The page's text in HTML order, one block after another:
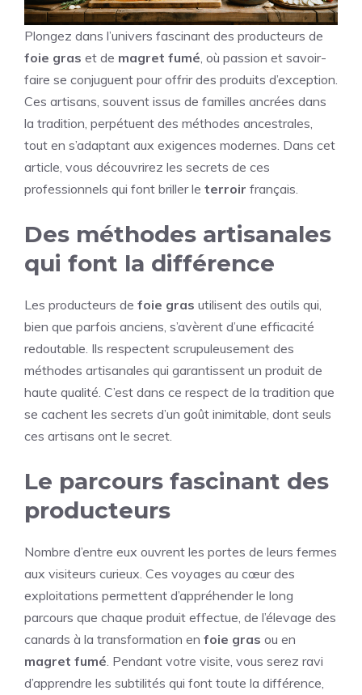
Plongez dans l’univers fascinant des producteurs de
foie gras et de magret fumé , où passion et savoir-
faire se conjuguent pour offrir des produits d’exception.
Ces artisans, souvent issus de familles ancrées dans
la tradition, perpétuent des méthodes ancestrales,
tout en s’adaptant aux exigences modernes. Dans cet
article, vous découvrirez les secrets de ces
professionnels qui font briller le terroir français.
Des méthodes artisanales
qui font la différence
Les producteurs de foie gras utilisent des outils qui,
bien que parfois anciens, s’avèrent d’une efficacité
redoutable. Ils respectent scrupuleusement des
méthodes artisanales qui garantissent un produit de
haute qualité. C’est dans ce respect de la tradition que
se cachent les secrets d’un goût inimitable, dont seuls
ces artisans ont le secret.
Le parcours fascinant des
producteurs
Nombre d’entre eux ouvrent les portes de leurs fermes
aux visiteurs curieux. Ces voyages au cœur des
exploitations permettent d’appréhender le long
parcours que chaque produit effectue, de l’élevage des
canards à la transformation en foie gras ou en
magret fumé . Pendant votre visite, vous serez ravi
d’apprendre les subtilités qui font toute la différence,